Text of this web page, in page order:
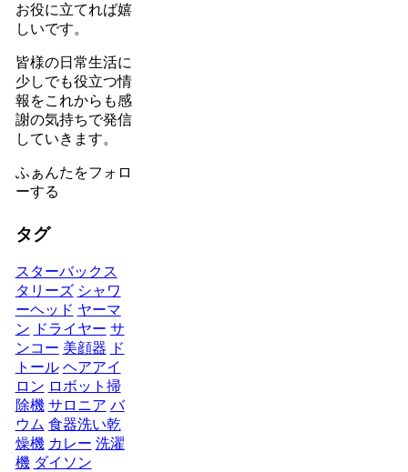
お役に立てれば嬉
しいです。
皆様の日常生活に
少しでも役立つ情
報をこれからも感
謝の気持ちで発信
していきます。
ふぁんたをフォロ
ーする
タグ
スターバックス
タリーズ シャワ
ーヘッド ヤーマ
ン ドライヤー サ
ンコー 美顔器 ド
トール ヘアアイ
ロン ロボット掃
除機 サロニア バ
ウム 食器洗い乾
燥機 カレー 洗濯
機 ダイソン